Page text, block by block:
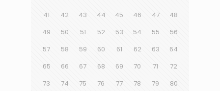
41
42 43 44 45 46 47
48
49
50 51 52 53 54 55
56
57
58 59 60 61 62 63
64
65
66 67 68 69 70 71
72
73
74 75 76 77 78 79
80